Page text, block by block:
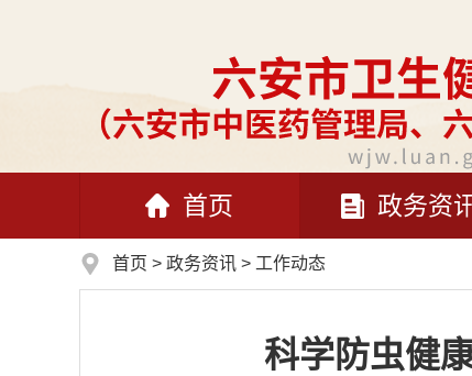
首页 政务资
首页 > 政务资讯 > 工作动态
科学防虫健